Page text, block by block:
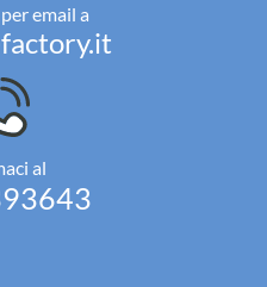
email a
al